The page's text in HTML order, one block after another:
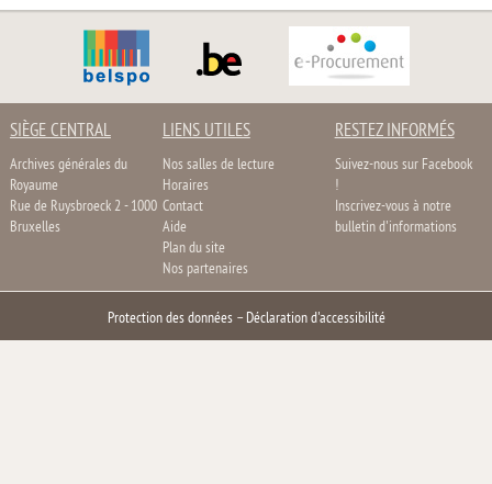
SIÈGE CENTRAL
Archives générales du
Royaume
Rue de Ruysbroeck 2 - 1000
Bruxelles
LIENS UTILES
Nos salles de lecture
Horaires
Contact
Aide
Plan du site
Nos partenaires
RESTEZ INFORMÉS
Suivez-nous sur Facebook
!
Inscrivez-vous à notre
bulletin d'informations
Protection des données– Déclaration d'accessibilité